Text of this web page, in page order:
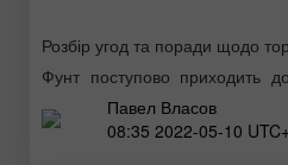
Розбір угод та поради щодо
Фунт поступово приходить
основною відсотковою
минулого тижня - що
Павел Власов
08:35 2022-05-10